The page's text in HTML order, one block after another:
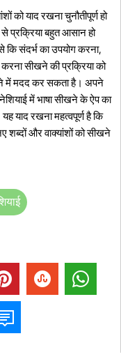
को याद रखना चुनौतीपूर्ण हो
प्रक्रिया बहुत आसान हो
संदर्भ का उपयोग करना,
करना सीखने की प्रक्रिया को
में मदद कर सकता है। अपने
में भाषा सीखने के ऐप का
याद रखना महत्वपूर्ण है कि
शब्दों और वाक्यांशों को सीखने